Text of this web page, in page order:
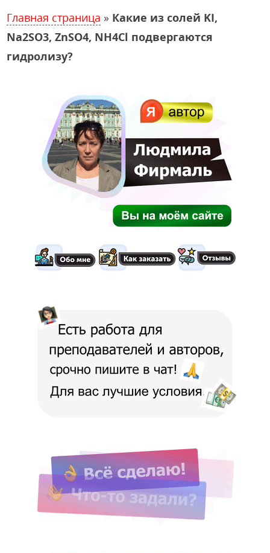
Главная страница » Какие из солей KI,
Na2SO3, ZnSO4, NH4Cl подвергаются
гидролизу?